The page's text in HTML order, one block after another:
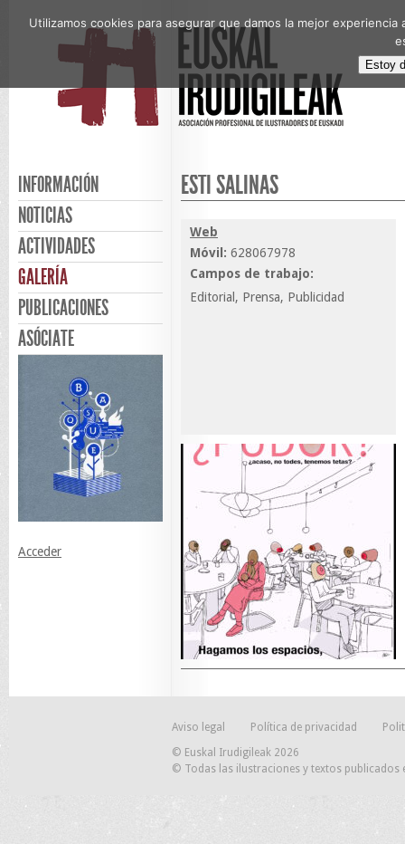
INFORMACIÓN
NOTICIAS
ACTIVIDADES
GALERÍA
PUBLICACIONES
ASÓCIATE
Acceder
ESTI SALINAS
Web
Móvil: 628067978
Campos de trabajo:
Editorial, Prensa, Publicidad
Aviso legal Política de privacidad
© Euskal Irudigileak 2026
© Todas las ilustraciones y textos publicados
Utilizamos cookies para asegurar que damos la mejor
Estoy